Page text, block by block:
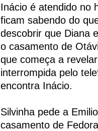
Inácio é atendido no
ficam sabendo do
descobrir que Diana
o casamento de
que começa a
interrompida pelo
encontra Inácio.
Silvinha pede a
casamento de